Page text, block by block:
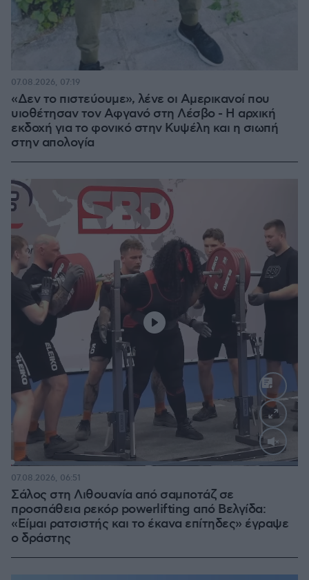
«Δεν το πιστεύουμε», λένε οι Αμερικανοί που
υιοθέτησαν τον Αφγανό στη Λέσβο - Η αρχική
εκδοχή για το φονικό στην Κυψέλη και η σιωπή
στην απολογία
07.08.2026, 07:19
Loaded:
Σάλος στη Λιθουανία από σαμποτάζ σε
προσπάθεια ρεκόρ powerlifting από Βελγίδα:
«Είμαι ρατσιστής και το έκανα επίτηδες» έγραψε
ο δράστης
07.08.2026, 06:51